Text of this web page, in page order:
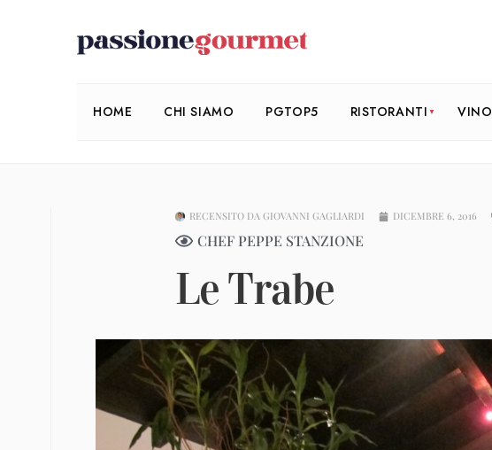
HOME CHI SIAMO PGTOP5 RISTORANTI VINO
RECENSITO DA GIOVANNI GAGLIARDI DICEMBRE 6, 2016
CHEF PEPPE STANZIONE
Le Trabe